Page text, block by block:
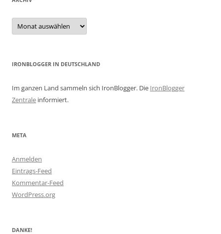
Archiv
IRONBLOGGER IN DEUTSCHLAND
Im ganzen Land sammeln sich IronBlogger. Die IronBlogger
Zentrale informiert.
META
Anmelden
Eintrags-Feed
Kommentar-Feed
WordPress.org
DANKE!